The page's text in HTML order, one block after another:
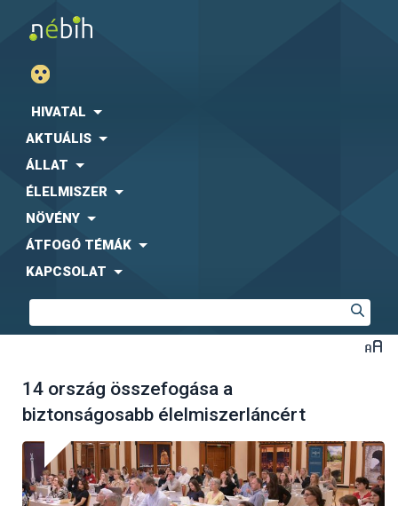
HIVATAL
AKTUÁLIS
ÁLLAT
ÉLELMISZER
NÖVÉNY
ÁTFOGÓ TÉMÁK
KAPCSOLAT
14 ország összefogása a
biztonságosabb élelmiszerláncért